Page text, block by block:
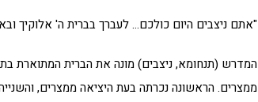
"אתם ניצבים היום כולכם… לעברך בברית ה' אלוקיך
המדרש (תנחומא, ניצבים) מונה את הברית
ממצרים. הראשונה נכרתה בעת היציאה ממצרים,